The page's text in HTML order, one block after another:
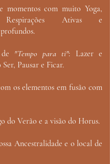
com muito Yoga,
Respirações Ativas e
"Tempo para ti": Lazer e
Pausar e Ficar.
os elementos em fusão com
do Verão e a visão do Horus.
Ancestralidade e o local de